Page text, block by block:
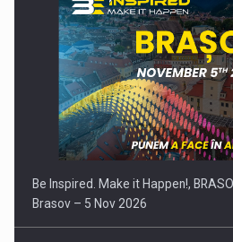
Be Inspired. Make it Happen!,
Brasov – 5 Nov 2026